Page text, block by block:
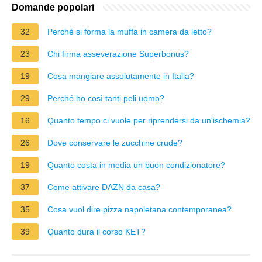
Domande popolari
32 Perché si forma la muffa in camera da letto?
23 Chi firma asseverazione Superbonus?
19 Cosa mangiare assolutamente in Italia?
29 Perché ho così tanti peli uomo?
16 Quanto tempo ci vuole per riprendersi da un'ischemia?
26 Dove conservare le zucchine crude?
19 Quanto costa in media un buon condizionatore?
37 Come attivare DAZN da casa?
35 Cosa vuol dire pizza napoletana contemporanea?
39 Quanto dura il corso KET?